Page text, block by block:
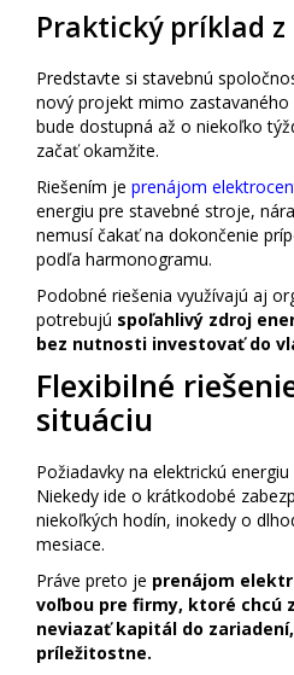
Praktický príklad z
Predstavte si stavebnú
nový projekt mimo zastavaného
bude dostupná až o niekoľko
začať okamžite.
Riešením je prenájom
energiu pre stavebné stroje,
nemusí čakať na dokončenie
podľa harmonogramu.
Podobné riešenia využívajú aj
potrebujú spoľahlivý zdroj
bez nutnosti investovať do
Flexibilné
situáciu
Požiadavky na elektrickú
Niekedy ide o krátkodobé
niekoľkých hodín, inokedy o
mesiace.
Práve preto je prenájom
voľbou pre firmy, ktoré chcú
neviazať kapitál do
príležitostne.